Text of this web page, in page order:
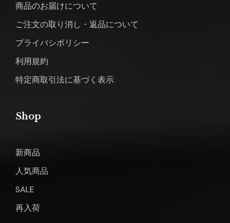
商品のお届けについて
ご注文の取り消し・返品について
プライバシポリシー
利用規約
特定商取引法に基づく表示
Shop
新商品
人気商品
SALE
再入荷